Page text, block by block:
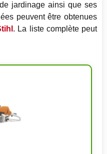
jardinage ainsi que ses
peuvent être obtenues
. La liste complète peut